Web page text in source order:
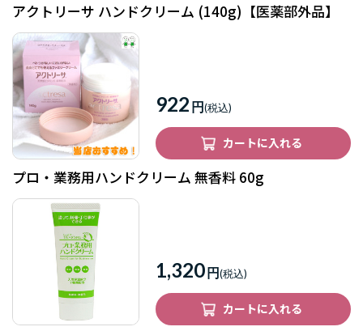
アクトリーサ ハンドクリーム (140g)【医薬部外品】
922 円
カートに入れる
プロ・業務用ハンドクリーム 無香料 60g
1,320 円
カートに入れる